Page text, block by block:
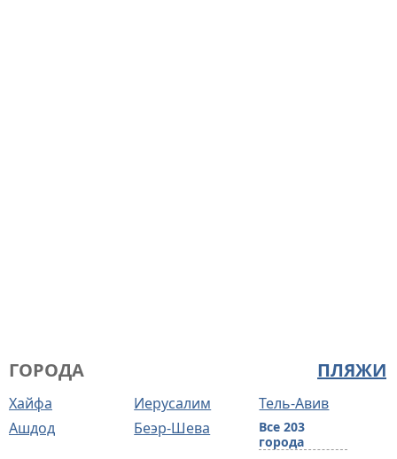
ПЛЯЖИ
ГОРОДА
Хайфа Иерусалим
Тель-Авив
Ашдод
Беэр-Шева
Все 203
города